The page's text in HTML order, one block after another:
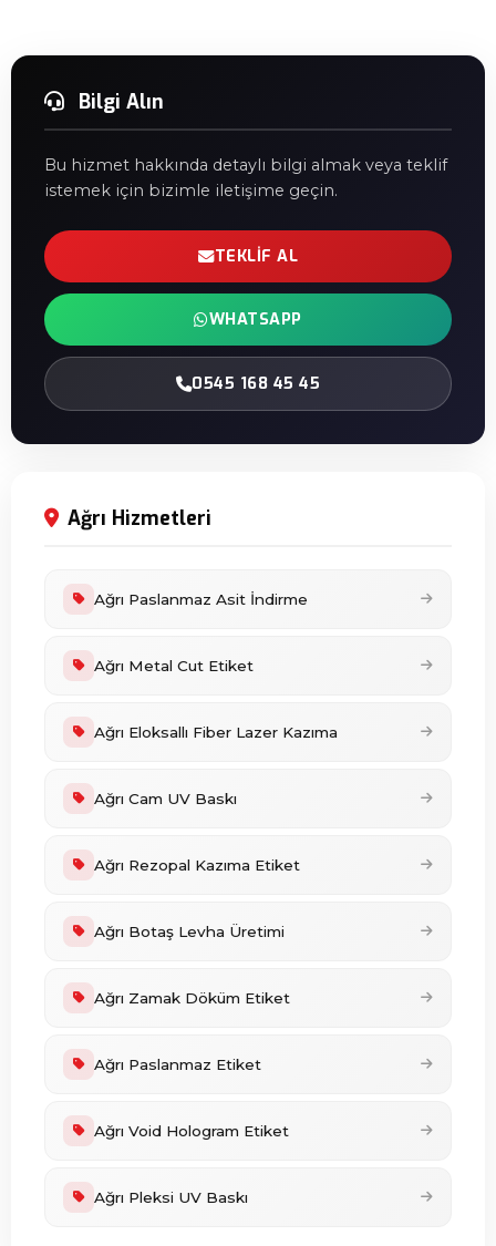
Bilgi Alın
Bu hizmet hakkında detaylı bilgi almak veya teklif
istemek için bizimle iletişime geçin.
TEKLIF AL
WHATSAPP
0545 168 45 45
Ağrı Hizmetleri
Ağrı Paslanmaz Asit İndirme
Ağrı Metal Cut Etiket
Ağrı Eloksallı Fiber Lazer Kazıma
Ağrı Cam UV Baskı
Ağrı Rezopal Kazıma Etiket
Ağrı Botaş Levha Üretimi
Ağrı Zamak Döküm Etiket
Ağrı Paslanmaz Etiket
Ağrı Void Hologram Etiket
Ağrı Pleksi UV Baskı